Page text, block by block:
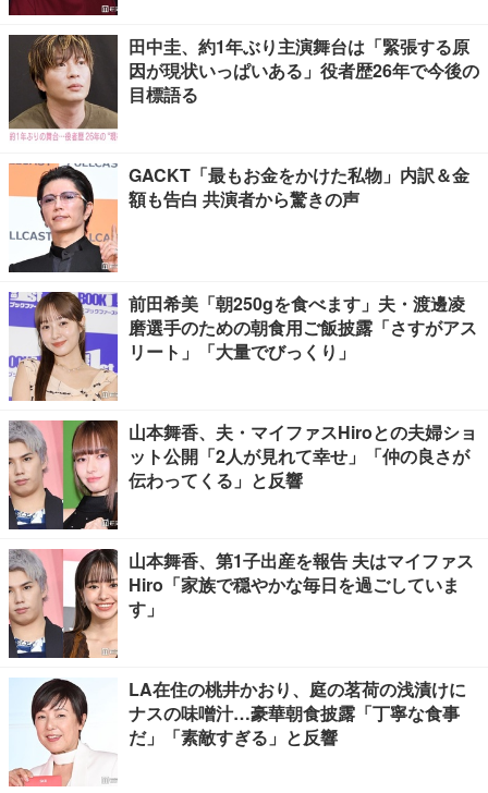
田中圭、約1年ぶり主演舞台は「緊張する原
因が現状いっぱいある」役者歴26年で今後の
目標語る
GACKT「最もお金をかけた私物」内訳＆金
額も告白 共演者から驚きの声
前田希美「朝250gを食べます」夫・渡邊凌
磨選手のための朝食用ご飯披露「さすがアス
リート」「大量でびっくり」
山本舞香、夫・マイファスHiroとの夫婦ショ
ット公開「2人が見れて幸せ」「仲の良さが
伝わってくる」と反響
山本舞香、第1子出産を報告 夫はマイファス
Hiro「家族で穏やかな毎日を過ごしていま
す」
LA在住の桃井かおり、庭の茗荷の浅漬けに
ナスの味噌汁…豪華朝食披露「丁寧な食事
だ」「素敵すぎる」と反響